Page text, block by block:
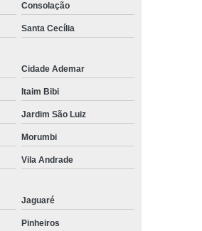
para Barba Ribeirão Pires
na Barba Diadema
Capilar Ribeirão Pires
do Sul
da Serra
Capilar
Pigmentação Capilar em 3d
Consolação
Santa Cecília
Cidade Ademar
Itaim Bibi
Jardim São Luiz
Morumbi
Vila Andrade
Jaguaré
Pinheiros